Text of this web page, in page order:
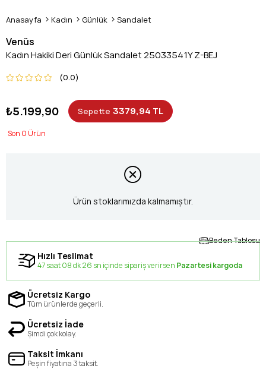
Anasayfa Kadın Günlük Sandalet
Venüs
Kadın Hakiki Deri Günlük Sandalet 25033541Y Z-BEJ
0.0
₺5.199,90 Sepette 3379,94 TL
0
Ürün stoklarımızda kalmamıştır.
Beden Tablosu
Hızlı Teslimat
47 saat 08 dk 26 sn içinde sipariş verirsen Pazartesi kargoda
Ücretsiz Kargo
Tüm ürünlerde geçerli.
Ücretsiz İade
Şimdi çok kolay.
Taksit İmkanı
Peşin fiyatına 3 taksit.